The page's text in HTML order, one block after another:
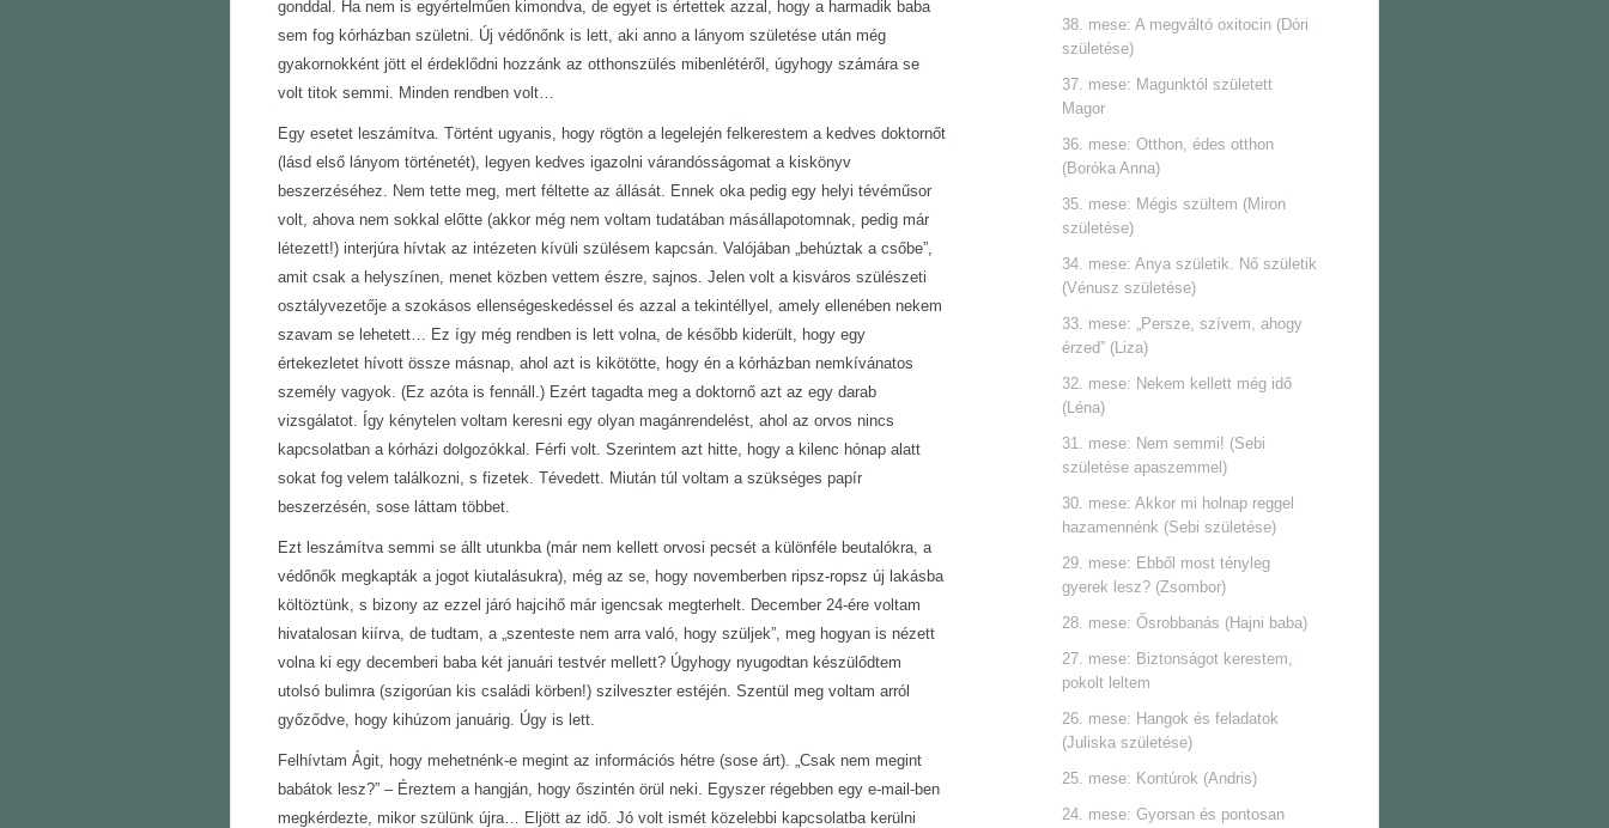
gonddal. Ha nem is egyértelműen kimondva, de egyet is értettek azzal, hogy a harmadik baba
sem fog kórházban születni. Új védőnőnk is lett, aki anno a lányom születése után még
gyakornokként jött el érdeklődni hozzánk az otthonszülés mibenlétéről, úgyhogy számára se
volt titok semmi. Minden rendben volt…
Egy esetet leszámítva. Történt ugyanis, hogy rögtön a legelején felkerestem a kedves doktornőt
(lásd első lányom történetét), legyen kedves igazolni várandósságomat a kiskönyv
beszerzéséhez. Nem tette meg, mert féltette az állását. Ennek oka pedig egy helyi tévéműsor
volt, ahova nem sokkal előtte (akkor még nem voltam tudatában másállapotomnak, pedig már
létezett!) interjúra hívtak az intézeten kívüli szülésem kapcsán. Valójában „behúztak a csőbe”,
amit csak a helyszínen, menet közben vettem észre, sajnos. Jelen volt a kisváros szülészeti
osztályvezetője a szokásos ellenségeskedéssel és azzal a tekintéllyel, amely ellenében nekem
szavam se lehetett… Ez így még rendben is lett volna, de később kiderült, hogy egy
értekezletet hívott össze másnap, ahol azt is kikötötte, hogy én a kórházban nemkívánatos
személy vagyok. (Ez azóta is fennáll.) Ezért tagadta meg a doktornő azt az egy darab
vizsgálatot. Így kénytelen voltam keresni egy olyan magánrendelést, ahol az orvos nincs
kapcsolatban a kórházi dolgozókkal. Férfi volt. Szerintem azt hitte, hogy a kilenc hónap alatt
sokat fog velem találkozni, s fizetek. Tévedett. Miután túl voltam a szükséges papír
beszerzésén, sose láttam többet.
Ezt leszámítva semmi se állt utunkba (már nem kellett orvosi pecsét a különféle beutalókra, a
védőnők megkapták a jogot kiutalásukra), még az se, hogy novemberben ripsz-ropsz új lakásba
költöztünk, s bizony az ezzel járó hajcihő már igencsak megterhelt. December 24-ére voltam
hivatalosan kiírva, de tudtam, a „szenteste nem arra való, hogy szüljek”, meg hogyan is nézett
volna ki egy decemberi baba két januári testvér mellett? Úgyhogy nyugodtan készülődtem
utolsó bulimra (szigorúan kis családi körben!) szilveszter estéjén. Szentül meg voltam arról
győződve, hogy kihúzom januárig. Úgy is lett.
Felhívtam Ágit, hogy mehetnénk-e megint az információs hétre (sose árt). „Csak nem megint
babátok lesz?” – Éreztem a hangján, hogy őszintén örül neki. Egyszer régebben egy e-mail-ben
megkérdezte, mikor szülünk újra… Eljött az idő. Jó volt ismét közelebbi kapcsolatba kerülni
38. mese: A megváltó oxitocin (Dóri
születése)
37. mese: Magunktól született
Magor
36. mese: Otthon, édes otthon
(Boróka Anna)
35. mese: Mégis szültem (Miron
születése)
34. mese: Anya születik. Nő születik
(Vénusz születése)
33. mese: „Persze, szívem, ahogy
érzed” (Liza)
32. mese: Nekem kellett még idő
(Léna)
31. mese: Nem semmi! (Sebi
születése apaszemmel)
30. mese: Akkor mi holnap reggel
hazamennénk (Sebi születése)
29. mese: Ebből most tényleg
gyerek lesz? (Zsombor)
28. mese: Ősrobbanás (Hajni baba)
27. mese: Biztonságot kerestem,
pokolt leltem
26. mese: Hangok és feladatok
(Juliska születése)
25. mese: Kontúrok (Andris)
24. mese: Gyorsan és pontosan